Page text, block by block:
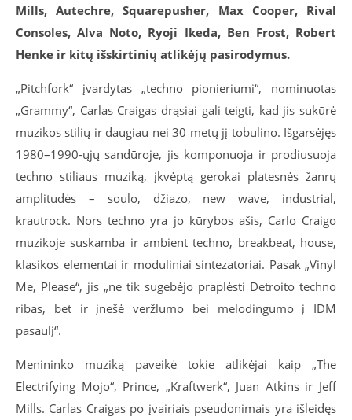
Mills, Autechre, Squarepusher, Max Cooper, Rival
Consoles, Alva Noto, Ryoji Ikeda, Ben Frost, Robert
Henke ir kitų išskirtinių atlikėjų pasirodymus.
„Pitchfork“ įvardytas „techno pionieriumi“, nominuotas
„Grammy“, Carlas Craigas drąsiai gali teigti, kad jis sukūrė
muzikos stilių ir daugiau nei 30 metų jį tobulino. Išgarsėjęs
1980–1990-ųjų sandūroje, jis komponuoja ir prodiusuoja
techno stiliaus muziką, įkvėptą gerokai platesnės žanrų
amplitudės – soulo, džiazo, new wave, industrial,
krautrock. Nors techno yra jo kūrybos ašis, Carlo Craigo
muzikoje suskamba ir ambient techno, breakbeat, house,
klasikos elementai ir moduliniai sintezatoriai. Pasak „Vinyl
Me, Please“, jis „ne tik sugebėjo praplėsti Detroito techno
ribas, bet ir įnešė veržlumo bei melodingumo į IDM
pasaulį“.
Menininko muziką paveikė tokie atlikėjai kaip „The
Electrifying Mojo“, Prince, „Kraftwerk“, Juan Atkins ir Jeff
Mills. Carlas Craigas po įvairiais pseudonimais yra išleidęs